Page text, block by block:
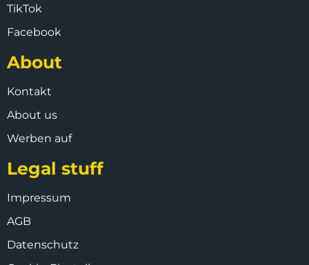
TikTok
Facebook
About
Kontakt
About us
Werben auf
Legal stuff
Impressum
AGB
Datenschutz